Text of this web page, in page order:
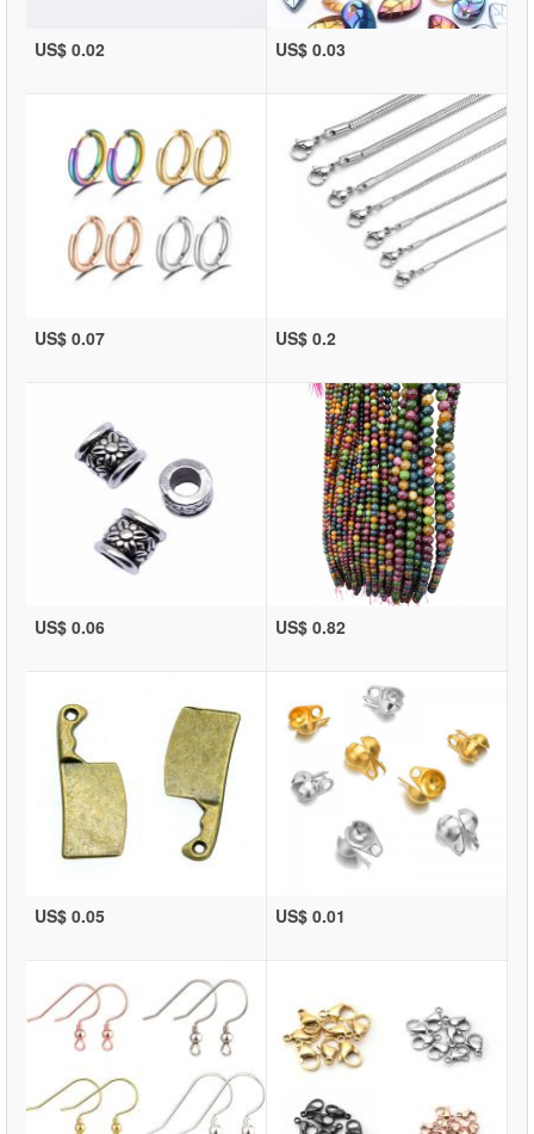
US$ 0.02 US$ 0.03
US$ 0.07 US$ 0.2
US$ 0.06 US$ 0.82
US$ 0.05 US$ 0.01